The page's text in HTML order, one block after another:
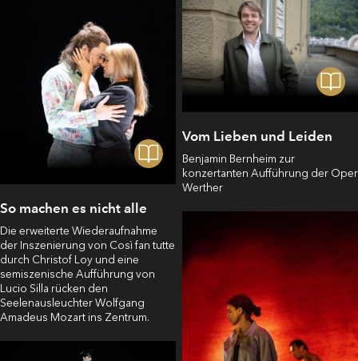
So machen es nicht alle
Die erweiterte Wiederaufnahme
der Inszenierung von Così fan tutte
durch Christof Loy und eine
semiszenische Aufführung von
Lucio Silla rücken den
Seelenausleuchter Wolfgang
Amadeus Mozart ins Zentrum.
Vom Lieben und Leiden
Benjamin Bernheim zur
konzertanten Aufführung der Oper
Werther